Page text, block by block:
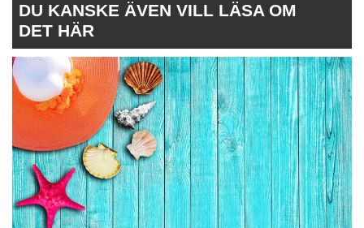
DU KANSKE ÄVEN VILL LÄSA OM
DET HÄR